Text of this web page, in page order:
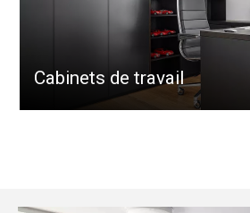
Cabinets de travail